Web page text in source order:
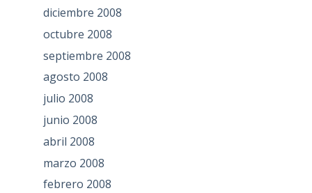
diciembre 2008
octubre 2008
septiembre 2008
agosto 2008
julio 2008
junio 2008
abril 2008
marzo 2008
febrero 2008